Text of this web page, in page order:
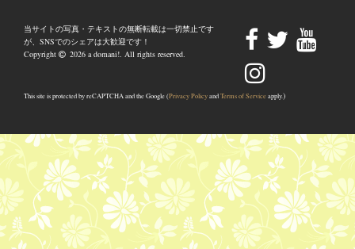
当サイトの写真・テキストの無断転載は一切禁止です
が、SNSでのシェアは大歓迎です！
Copyright
2026 a domani!. All rights reserved.
This site is protected by reCAPTCHA and the Google (Privacy PolicyandTerms of Service apply.)